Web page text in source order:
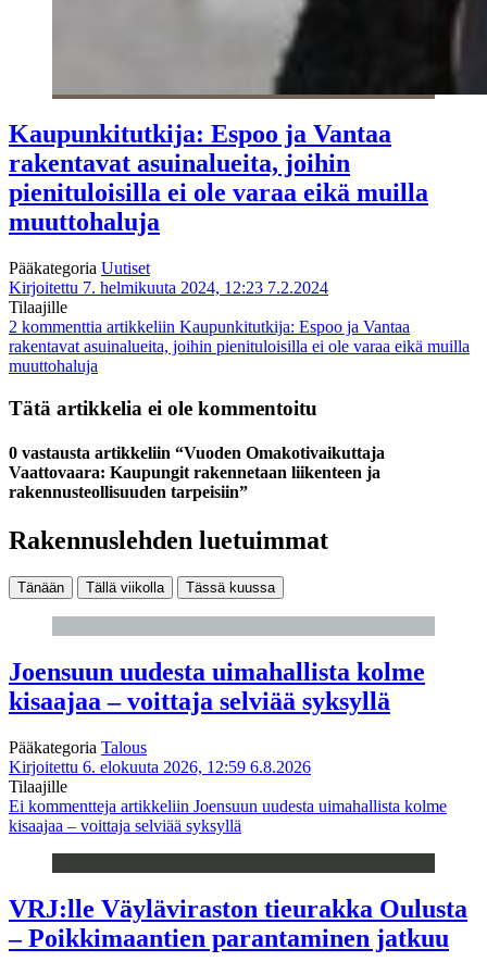
Kaupunkitutkija: Espoo ja Vantaa
rakentavat asuinalueita, joihin
pienituloisilla ei ole varaa eikä muilla
muuttohaluja
Pääkategoria Uutiset
Kirjoitettu 7. helmikuuta 2024, 12:23 7.2.2024
Tilaajille
2 kommenttia artikkeliin Kaupunkitutkija: Espoo ja Vantaa
rakentavat asuinalueita, joihin pienituloisilla ei ole varaa eikä muilla
muuttohaluja
Tätä artikkelia ei ole kommentoitu
0 vastausta artikkeliin “Vuoden Omakotivaikuttaja
Vaattovaara: Kaupungit rakennetaan liikenteen ja
rakennusteollisuuden tarpeisiin”
Rakennuslehden luetuimmat
Tänään Tällä viikolla Tässä kuussa
Joensuun uudesta uimahallista kolme
kisaajaa – voittaja selviää syksyllä
Pääkategoria Talous
Kirjoitettu 6. elokuuta 2026, 12:59 6.8.2026
Tilaajille
Ei kommentteja artikkeliin Joensuun uudesta uimahallista kolme
kisaajaa – voittaja selviää syksyllä
VRJ:lle Väyläviraston tieurakka Oulusta
– Poikkimaantien parantaminen jatkuu